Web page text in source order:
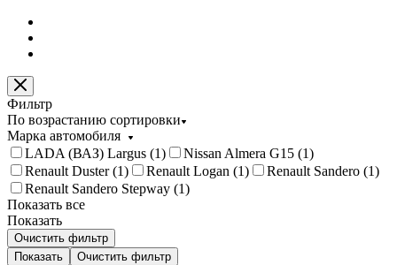
Фильтр
По возрастанию сортировки
Марка автомобиля
LADA (ВАЗ) Largus (1) Nissan Almera G15 (1)
Renault Duster (1) Renault Logan (1) Renault Sandero (1)
Renault Sandero Stepway (1)
Показать все
Показать
Очистить фильтр
Показать
Очистить фильтр